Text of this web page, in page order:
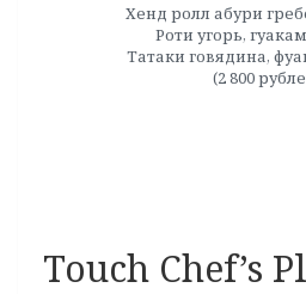
Хенд ролл абури
Роти угорь,
Татаки говядина,
(2 800
Touch Chef’s